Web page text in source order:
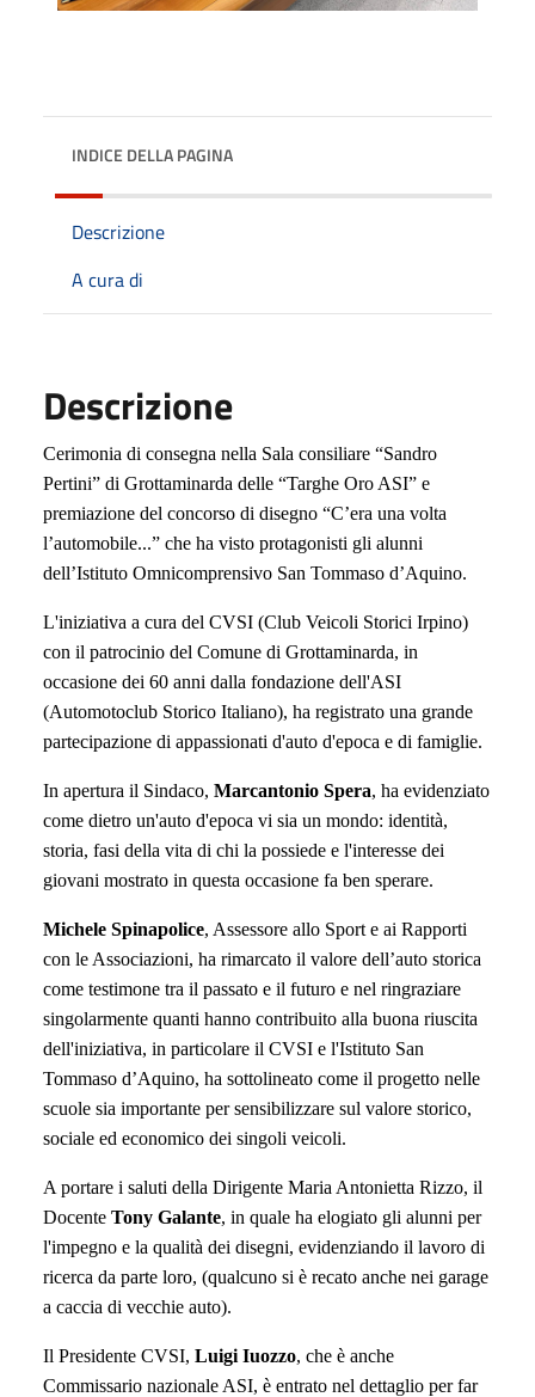
INDICE DELLA PAGINA
Descrizione
A cura di
Descrizione
Cerimonia di consegna nella Sala consiliare “Sandro
Pertini” di Grottaminarda delle “Targhe Oro ASI” e
premiazione del concorso di disegno “C’era una volta
l’automobile...” che ha visto protagonisti gli alunni
dell’Istituto Omnicomprensivo San Tommaso d’Aquino.
L'iniziativa a cura del CVSI (Club Veicoli Storici Irpino)
con il patrocinio del Comune di Grottaminarda, in
occasione dei 60 anni dalla fondazione dell'ASI
(Automotoclub Storico Italiano), ha registrato una grande
partecipazione di appassionati d'auto d'epoca e di famiglie.
In apertura il Sindaco, Marcantonio Spera, ha evidenziato
come dietro un'auto d'epoca vi sia un mondo: identità,
storia, fasi della vita di chi la possiede e l'interesse dei
giovani mostrato in questa occasione fa ben sperare.
Michele Spinapolice, Assessore allo Sport e ai Rapporti
con le Associazioni, ha rimarcato il valore dell’auto storica
come testimone tra il passato e il futuro e nel ringraziare
singolarmente quanti hanno contribuito alla buona riuscita
dell'iniziativa, in particolare il CVSI e l'Istituto San
Tommaso d’Aquino, ha sottolineato come il progetto nelle
scuole sia importante per sensibilizzare sul valore storico,
sociale ed economico dei singoli veicoli.
A portare i saluti della Dirigente Maria Antonietta Rizzo, il
Docente Tony Galante, in quale ha elogiato gli alunni per
l'impegno e la qualità dei disegni, evidenziando il lavoro di
ricerca da parte loro, (qualcuno si è recato anche nei garage
a caccia di vecchie auto).
Il Presidente CVSI, Luigi Iuozzo, che è anche
Commissario nazionale ASI, è entrato nel dettaglio per far